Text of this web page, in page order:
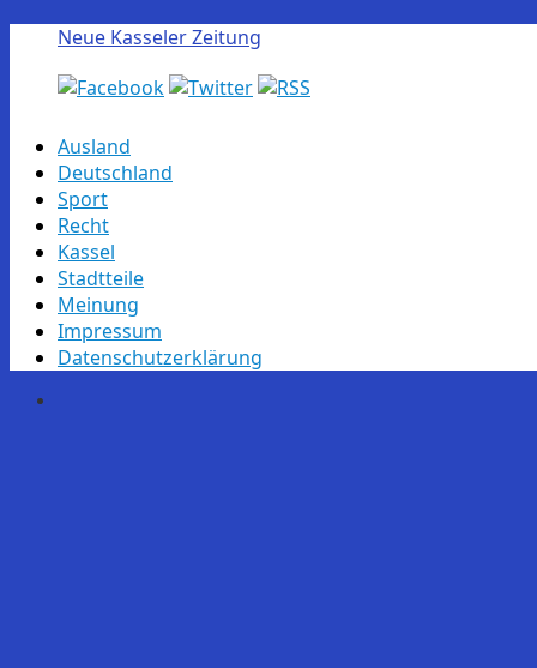
Neue Kasseler Zeitung
Skip
content
Ausland
Deutschland
Sport
Recht
Kassel
Stadtteile
Meinung
Impressum
Datenschutzerklärung